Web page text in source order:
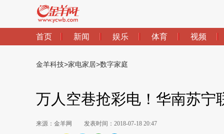
首页 新闻 娱乐 体育 视频
金羊科技>家电家居>数字家庭
万人空巷抢彩电！华南苏宁
来源：金羊网 发表时间：2018-07-18 20:47